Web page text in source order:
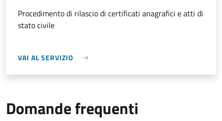
Procedimento di rilascio di certificati anagrafici e atti di
stato civile
VAI AL SERVIZIO
Domande frequenti